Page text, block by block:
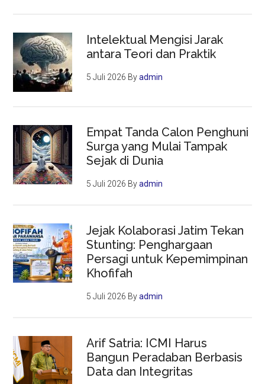
Intelektual Mengisi Jarak
antara Teori dan Praktik
5 Juli 2026 Byadmin
Empat Tanda Calon Penghuni
Surga yang Mulai Tampak
Sejak di Dunia
5 Juli 2026 Byadmin
Jejak Kolaborasi Jatim Tekan
Stunting: Penghargaan
Persagi untuk Kepemimpinan
Khofifah
5 Juli 2026 Byadmin
Arif Satria: ICMI Harus
Bangun Peradaban Berbasis
Data dan Integritas